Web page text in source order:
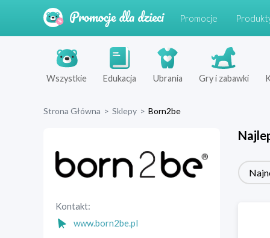
Promocje
Wszystkie Edukacja Ubrania Gry i zabawki
Strona Główna > Sklepy > Born2be
Kontakt:
www.born2be.pl